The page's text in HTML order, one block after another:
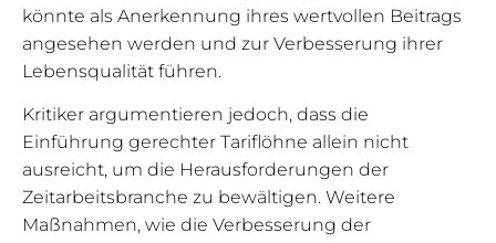
könnte als Anerkennung ihres wertvollen Beitrags
angesehen werden und zur Verbesserung ihrer
Lebensqualität führen.
Kritiker argumentieren jedoch, dass die
Einführung gerechter Tariflöhne allein nicht
ausreicht, um die Herausforderungen der
Zeitarbeitsbranche zu bewältigen. Weitere
Maßnahmen, wie die Verbesserung der